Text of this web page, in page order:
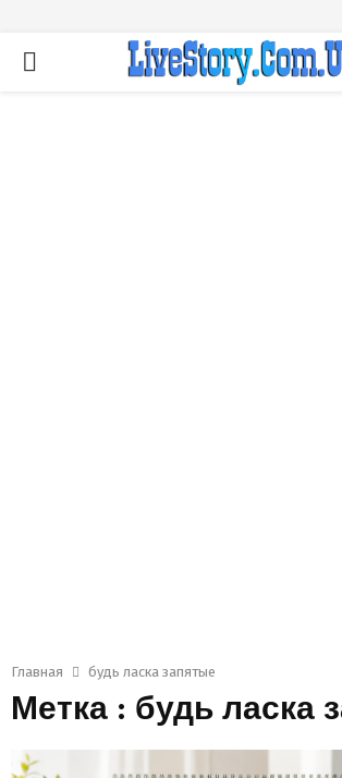
ПЕРВИЧНОЕ
Главная будь ласка запятые
Метка : будь ласка